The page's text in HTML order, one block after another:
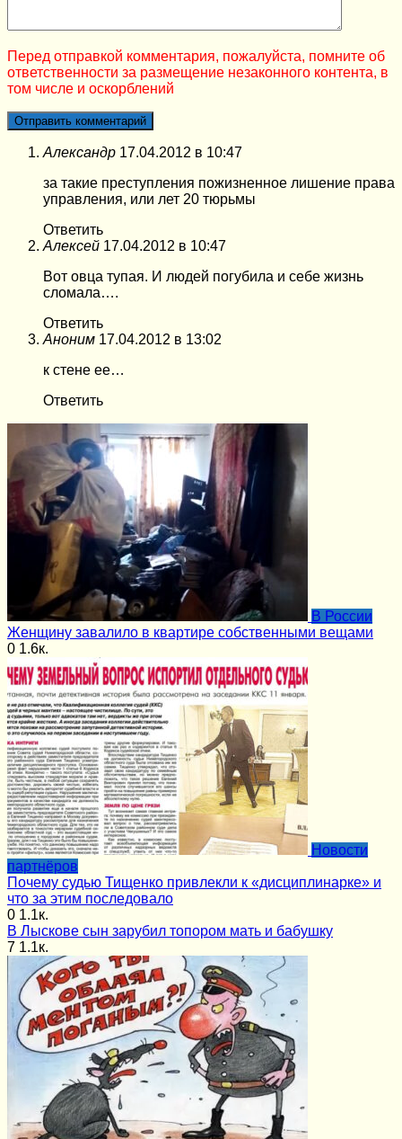
Перед отправкой комментария, пожалуйста, помните об
ответственности за размещение незаконного контента, в
том числе и оскорблений
Александр 17.04.2012 в 10:47
за такие преступления пожизненное лишение права
управления, или лет 20 тюрьмы
Ответить
Алексей 17.04.2012 в 10:47
Вот овца тупая. И людей погубила и себе жизнь
сломала….
Ответить
Аноним 17.04.2012 в 13:02
к стене ее…
Ответить
В России
Женщину завалило в квартире собственными вещами
0 1.6к.
Новости
партнёров
Почему судью Тищенко привлекли к «дисциплинарке» и
что за этим последовало
0 1.1к.
В Лыскове сын зарубил топором мать и бабушку
7 1.1к.